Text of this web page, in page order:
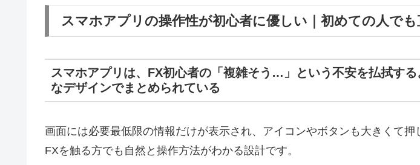
スマホアプリの操作性が初心者に優しい｜初めての人でも
スマホアプリは、FX初心者の「複雑そう…」という不安を払拭す
なデザインでまとめられている
画面には必要最低限の情報だけが表示され、アイコンやボタンも大きくて押
FXを触る方でも自然と操作方法がわかる設計です。